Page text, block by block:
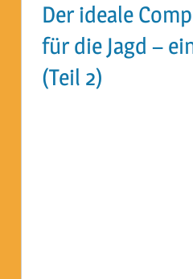
Der ideale
für die Jagd –
(Teil 2)